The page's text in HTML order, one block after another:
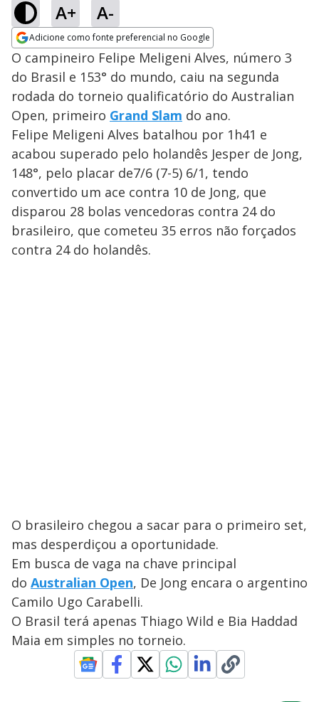
A+ A-
Adicione como fonte preferencial no Google
Opens in new window
O campineiro Felipe Meligeni Alves, número 3
do Brasil e 153° do mundo, caiu na segunda
rodada do torneio qualificatório do Australian
Open, primeiro Grand Slam do ano.
Felipe Meligeni Alves batalhou por 1h41 e
acabou superado pelo holandês Jesper de Jong,
148°, pelo placar de7/6 (7-5) 6/1, tendo
convertido um ace contra 10 de Jong, que
disparou 28 bolas vencedoras contra 24 do
brasileiro, que cometeu 35 erros não forçados
contra 24 do holandês.
O brasileiro chegou a sacar para o primeiro set,
mas desperdiçou a oportunidade.
Em busca de vaga na chave principal
do Australian Open, De Jong encara o argentino
Camilo Ugo Carabelli.
O Brasil terá apenas Thiago Wild e Bia Haddad
Maia em simples no torneio.